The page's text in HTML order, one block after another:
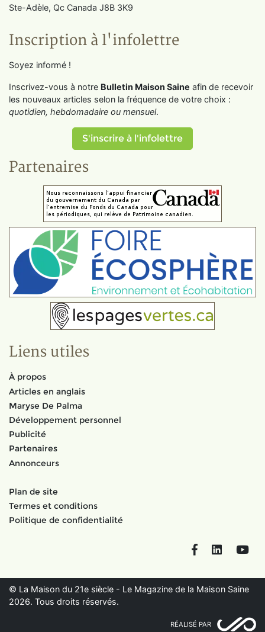
Ste-Adèle, Qc Canada J8B 3K9
Inscription à l'infolettre
Soyez informé !
Inscrivez-vous à notre Bulletin Maison Saine afin de recevoir
les nouveaux articles selon la fréquence de votre choix :
quotidien, hebdomadaire ou mensuel.
S'inscrire à l'infolettre
Partenaires
Liens utiles
À propos
Articles en anglais
Maryse De Palma
Développement personnel
Publicité
Partenaires
Annonceurs
Plan de site
Termes et conditions
Politique de confidentialité
FacebookLinkedIn
© La Maison du 21e siècle - Le Magazine de la Maison Saine
2026. Tous droits réservés.
RÉALISÉ PAR